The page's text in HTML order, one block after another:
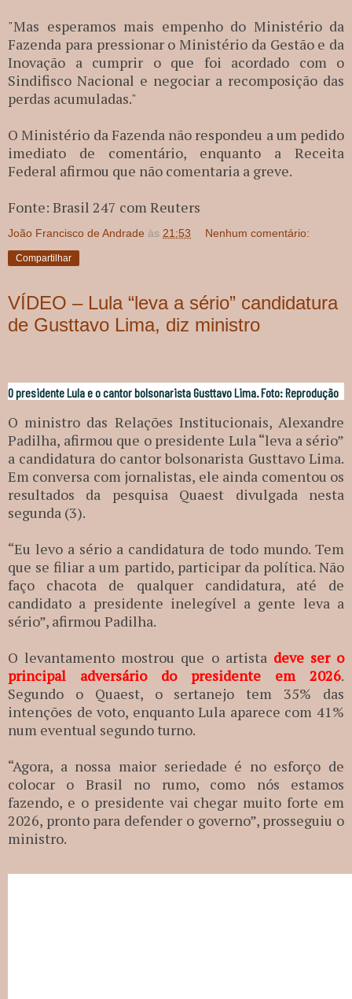
"Mas esperamos mais empenho do Ministério da
Fazenda para pressionar o Ministério da Gestão e da
Inovação a cumprir o que foi acordado com o
Sindifisco Nacional e negociar a recomposição das
perdas acumuladas."
O Ministério da Fazenda não respondeu a um pedido
imediato de comentário, enquanto a Receita
Federal afirmou que não comentaria a greve.
Fonte: Brasil 247 com Reuters
João Francisco de Andrade às 21:53 Nenhum comentário:
Compartilhar
VÍDEO – Lula “leva a sério” candidatura
de Gusttavo Lima, diz ministro
O presidente Lula e o cantor bolsonarista Gusttavo Lima. Foto: Reprodução
O ministro das Relações Institucionais, Alexandre
Padilha, afirmou que o presidente Lula “leva a sério”
a candidatura do cantor bolsonarista Gusttavo Lima.
Em conversa com jornalistas, ele ainda comentou os
resultados da pesquisa Quaest divulgada nesta
segunda (3).
“Eu levo a sério a candidatura de todo mundo. Tem
que se filiar a um partido, participar da política. Não
faço chacota de qualquer candidatura, até de
candidato a presidente inelegível a gente leva a
sério”, afirmou Padilha.
O levantamento mostrou que o artista deve ser o
principal adversário do presidente em 2026.
Segundo o Quaest, o sertanejo tem 35% das
intenções de voto, enquanto Lula aparece com 41%
num eventual segundo turno.
“Agora, a nossa maior seriedade é no esforço de
colocar o Brasil no rumo, como nós estamos
fazendo, e o presidente vai chegar muito forte em
2026, pronto para defender o governo”, prosseguiu o
ministro.